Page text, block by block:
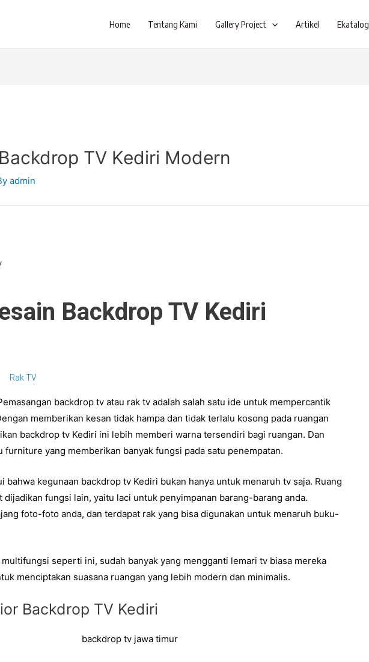
Home Tentang Kami Gallery Project Artikel Ekatalog
TV Kediri Modern
admin
Backdrop TV Kediri
Rak TV
backdrop tvatau rak tv adalah salah satu ide untuk mempercantik
memberikan kesan tidak hampa dan tidak terlalu kosong pada ruangan
backdrop tv Kediri ini lebih memberi warna tersendiri bagi ruangan. Dan
furniture yang memberikan banyak fungsi pada satu penempatan.
bahwa kegunaan backdrop tv Kediri bukan hanya untuk menaruh tv saja. Ruang
dijadikan fungsi lain, yaitu laci untuk penyimpanan barang-barang anda.
foto-foto anda, dan terdapat rak yang bisa digunakan untuk menaruh buku-
seperti ini, sudah banyak yang mengganti lemari tv biasa mereka
menciptakan suasana ruangan yang lebih modern dan minimalis.
Backdrop TV Kediri